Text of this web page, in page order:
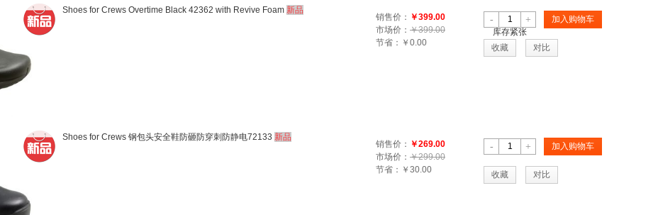
- +
库存紧张
加入购物车
收藏 对比
销售价： ￥399.00
市场价： ￥399.00
节省： ￥0.00
Shoes for Crews Overtime Black 42362 with Revive Foam 新品
- + 加入购物车
收藏 对比
销售价： ￥269.00
市场价： ￥299.00
节省： ￥30.00
Shoes for Crews 钢包头安全鞋防砸防穿刺防静电72133 新品